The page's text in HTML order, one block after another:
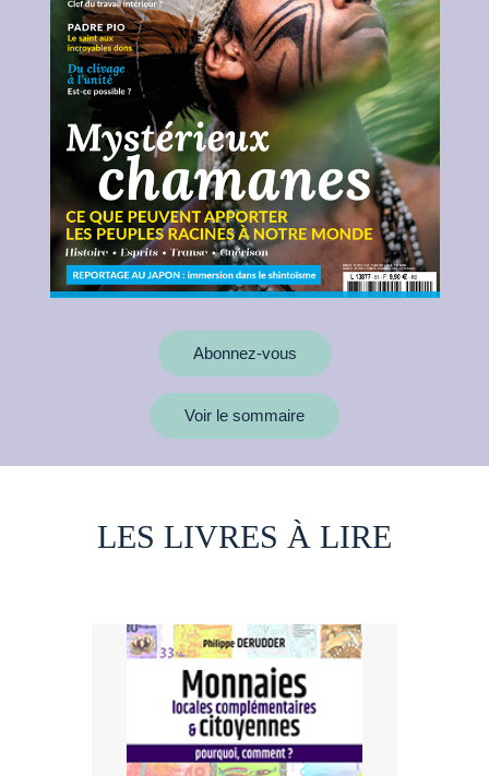
Abonnez-vous
Voir le sommaire
LES LIVRES À LIRE